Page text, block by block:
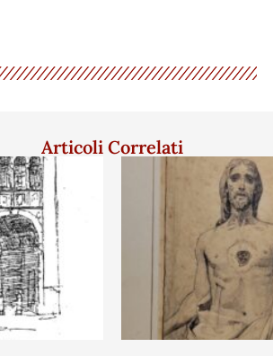
Articoli Correlati